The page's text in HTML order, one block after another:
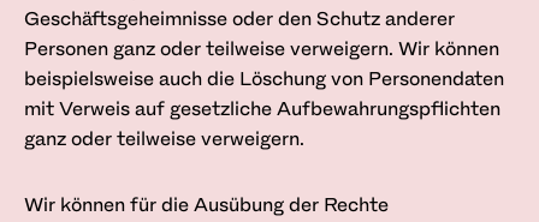
Geschäftsgeheimnisse oder den Schutz anderer
Personen ganz oder teilweise verweigern. Wir können
beispielsweise auch die Löschung von Personendaten
mit Verweis auf gesetzliche Aufbewahrungspflichten
ganz oder teilweise verweigern.
Wir können für die Ausübung der Rechte